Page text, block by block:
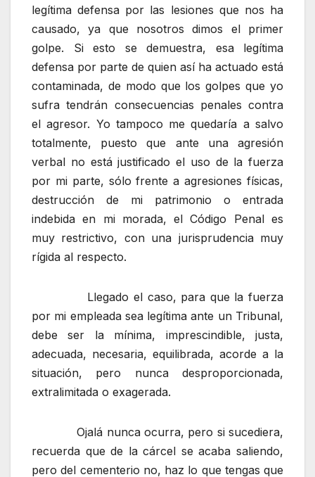
legítima defensa por las lesiones que nos ha
causado, ya que nosotros dimos el primer
golpe. Si esto se demuestra, esa legítima
defensa por parte de quien así ha actuado está
contaminada, de modo que los golpes que yo
sufra tendrán consecuencias penales contra
el agresor. Yo tampoco me quedaría a salvo
totalmente, puesto que ante una agresión
verbal no está justificado el uso de la fuerza
por mi parte, sólo frente a agresiones físicas,
destrucción de mi patrimonio o entrada
indebida en mi morada, el Código Penal es
muy restrictivo, con una jurisprudencia muy
rígida al respecto.
Llegado el caso, para que la fuerza
por mi empleada sea legítima ante un Tribunal,
debe ser la mínima, imprescindible, justa,
adecuada, necesaria, equilibrada, acorde a la
situación, pero nunca desproporcionada,
extralimitada o exagerada.
Ojalá nunca ocurra, pero si sucediera,
recuerda que de la cárcel se acaba saliendo,
pero del cementerio no, haz lo que tengas que